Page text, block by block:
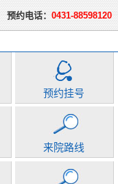
预约电话：0431-88598120
预约挂号
来院路线